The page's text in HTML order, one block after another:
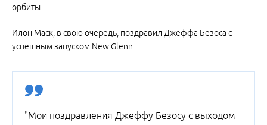
орбиты.
Илон Маск, в свою очередь, поздравил Джеффа Безоса с
успешным запуском New Glenn.
"Мои поздравления Джеффу Безосу с выходом